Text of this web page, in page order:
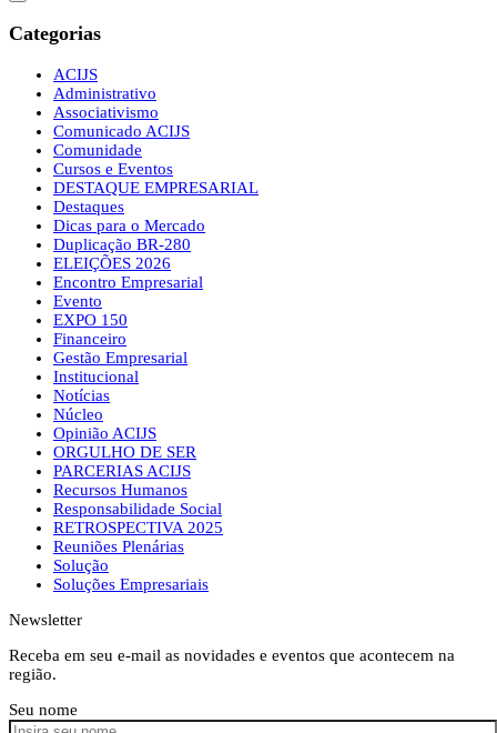
Categorias
ACIJS
Administrativo
Associativismo
Comunicado ACIJS
Comunidade
Cursos e Eventos
DESTAQUE EMPRESARIAL
Destaques
Dicas para o Mercado
Duplicação BR-280
ELEIÇÕES 2026
Encontro Empresarial
Evento
EXPO 150
Financeiro
Gestão Empresarial
Institucional
Notícias
Núcleo
Opinião ACIJS
ORGULHO DE SER
PARCERIAS ACIJS
Recursos Humanos
Responsabilidade Social
RETROSPECTIVA 2025
Reuniões Plenárias
Solução
Soluções Empresariais
Newsletter
Receba em seu e-mail as novidades e eventos que acontecem na
região.
Seu nome